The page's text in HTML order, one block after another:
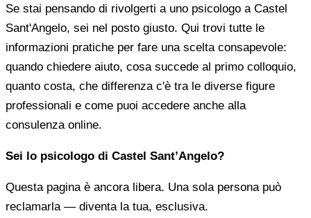
Se stai pensando di rivolgerti a uno psicologo a Castel
Sant'Angelo, sei nel posto giusto. Qui trovi tutte le
informazioni pratiche per fare una scelta consapevole:
quando chiedere aiuto, cosa succede al primo colloquio,
quanto costa, che differenza c'è tra le diverse figure
professionali e come puoi accedere anche alla
consulenza online.
Sei lo psicologo di Castel Sant’Angelo?
Questa pagina è ancora libera. Una sola persona può
reclamarla — diventa la tua, esclusiva.